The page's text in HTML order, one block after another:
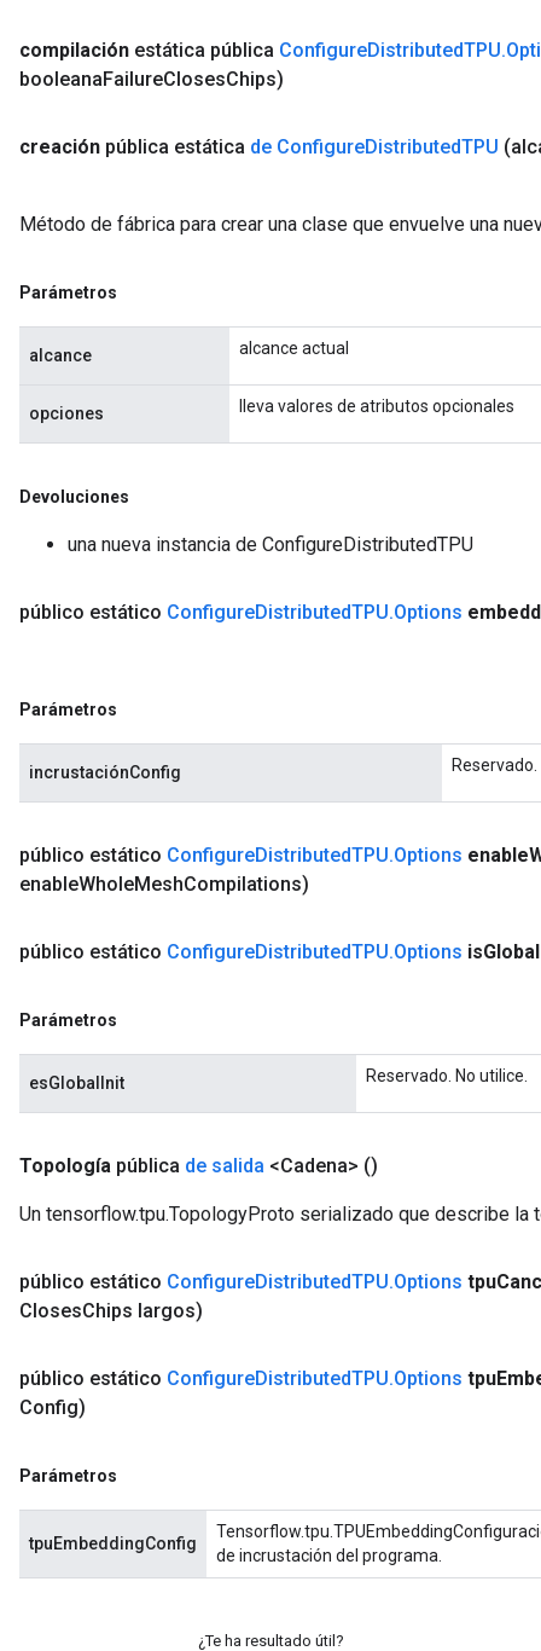
compilación estática pública ConfigureDistributedTPU.
booleanaFailureClosesChips)
creación pública estática de ConfigureDistributedTPU
Método de fábrica para crear una clase que envuelve una
Parámetros
alcance alcance actual
opciones lleva valores de atributos opcionales
Devoluciones
una nueva instancia de ConfigureDistributedTPU
público estático ConfigureDistributedTPU.Options
Parámetros
incrustaciónConfig
público estático ConfigureDistributedTPU.Options enable
enableWholeMeshCompilations)
público estático ConfigureDistributedTPU.Options isGlobal
Parámetros
esGlobalInit Reservado. No utilice.
Topología pública de salida <Cadena> ()
Un tensorflow.tpu.TopologyProto serializado que describe la
público estático ConfigureDistributedTPU.Options tpu
ClosesChips largos)
público estático ConfigureDistributedTPU.Options tpu
Config)
Parámetros
tpuEmbeddingConfig
de incrustación del programa.
¿Te ha resultado útil?